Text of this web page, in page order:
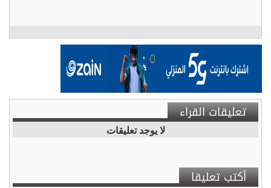
تعليقات القراء
لا يوجد تعليقات
أكتب تعليقا